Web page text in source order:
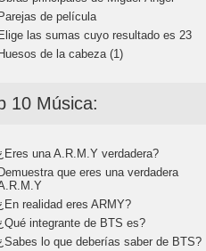
de película
las sumas cuyo resultado es 23
de la cabeza (1)
10 Música:
una A.R.M.Y verdadera?
que eres una verdadera
realidad eres ARMY?
integrante de BTS es?
lo que deberías saber de BTS?